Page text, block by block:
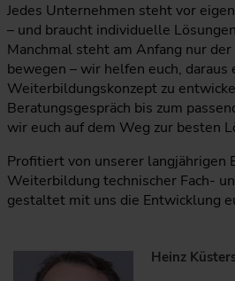
Jedes Unternehmen steht vor
– und braucht individuelle
Manchmal steht am Anfang nur
bewegen – wir helfen euch, daraus
Weiterbildungskonzept zu
Beratungsgespräch bis zum
wir euch auf dem Weg zur besten
Profitiert von unserer langjährigen
Weiterbildung technischer Fach-
gestaltet mit uns die Entwicklung
Heinz